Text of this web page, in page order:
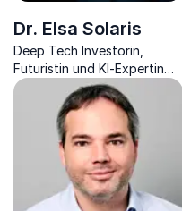
Dr. Elsa Solaris
Deep Tech Investorin,
Futuristin und KI-Expertin
mit visionären Einblicken in
die Zukunft von
Technologie und
Gesellschaft.